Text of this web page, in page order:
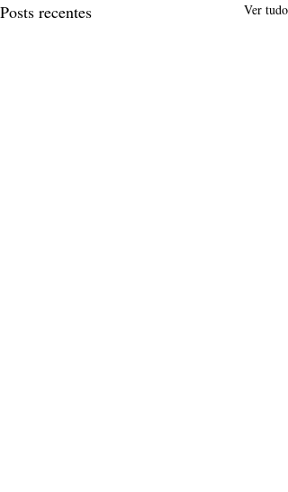
Posts recentes Ver tudo